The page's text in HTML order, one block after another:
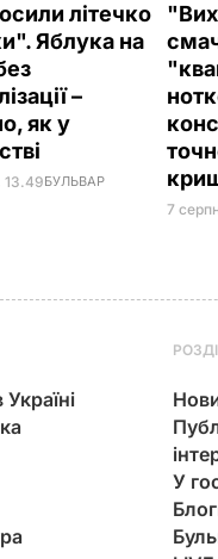
літечко
Яблука на
–
як у
13.49БУЛЬВАР
7
Україні
У